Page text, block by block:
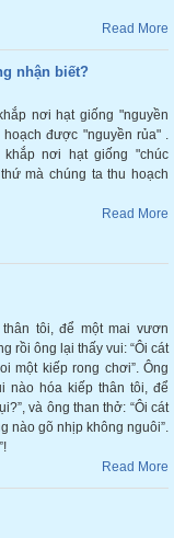
Read More
nhận biết?
nơi hạt giống "nguyền
được "nguyền rủa" .
nơi hạt giống "chúc
mà chúng ta thu hoạch
Read More
tôi, để một mai vươn
rồi ông lại thấy vui: “Ôi cát
một kiếp rong chơi”. Ông
nào hóa kiếp thân tôi, để
và ông than thở: “Ôi cát
nào gõ nhịp không nguôi”.
Read More